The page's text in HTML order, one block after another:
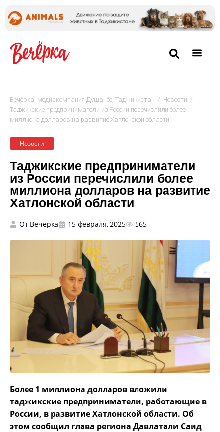
Вечёрка: медиакомпания Душанбе, Таджикистан / Новости /
Таджикские предприниматели из России перечислили более
миллиона долларов на развитие Хатлонской области
Новости
Таджикские предприниматели
из России перечислили более
миллиона долларов на развитие
Хатлонской области
От Вечерка 15 февраля, 2025 565
Более 1 миллиона долларов вложили
таджикские предприниматели, работающие в
России, в развитие Хатлонской области. Об
этом сообщил глава региона Давлатали Саид